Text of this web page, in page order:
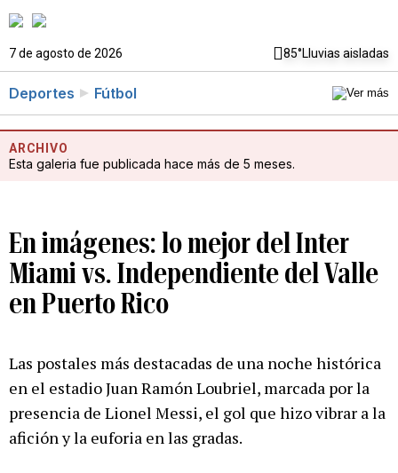
7 de agosto de 2026 85°Lluvias aisladas
Deportes Fútbol
ARCHIVO
Esta galeria fue publicada hace más de 5 meses.
En imágenes: lo mejor del Inter
Miami vs. Independiente del Valle
en Puerto Rico
Las postales más destacadas de una noche histórica
en el estadio Juan Ramón Loubriel, marcada por la
presencia de Lionel Messi, el gol que hizo vibrar a la
afición y la euforia en las gradas.